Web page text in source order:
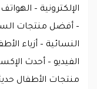
الإلكترونية –
– أفضل منتجات
النسائية – أزياء
الفيديو – أحدث
منتجات الأطفال